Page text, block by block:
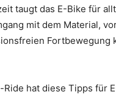
taugt das E-Bike für
mit dem Material,
Fortbewegung
hat diese Tipps für